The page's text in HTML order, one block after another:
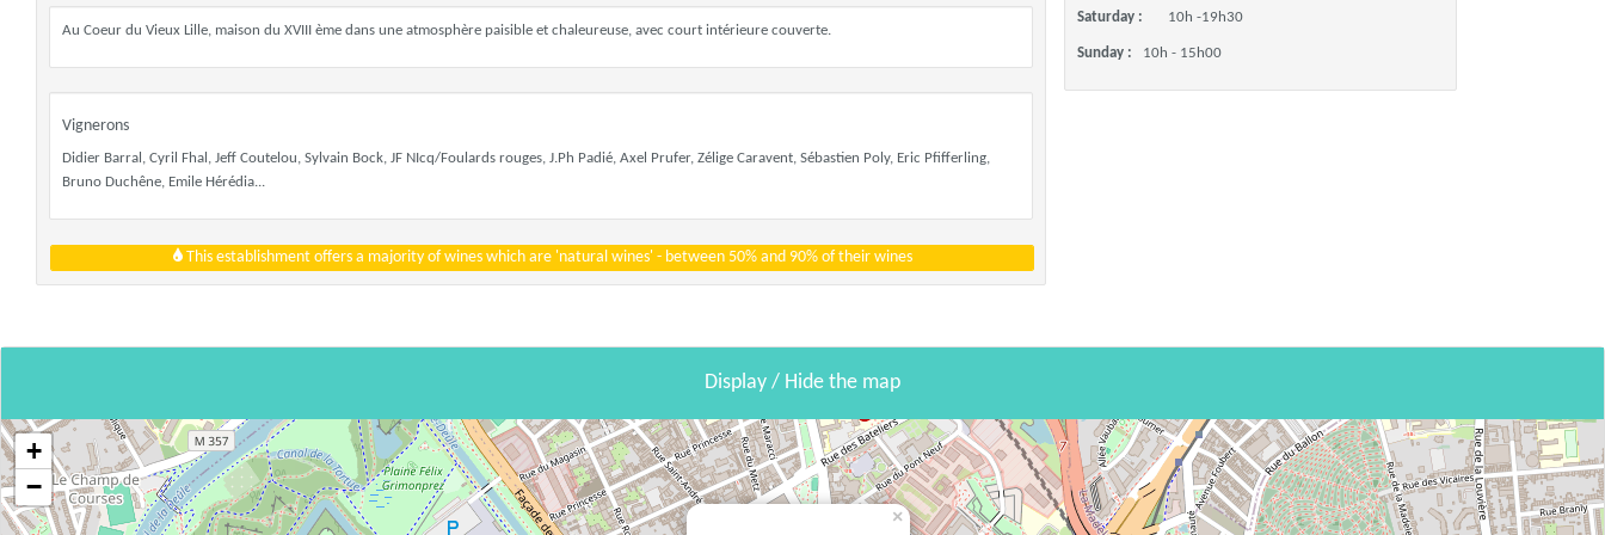
Au Coeur du Vieux Lille, maison du XVIII ème dans une atmosphère paisible et chaleureuse, avec court intérieure couverte.
Vignerons
Didier Barral, Cyril Fhal, Jeff Coutelou, Sylvain Bock, JF NIcq/Foulards rouges, J.Ph Padié, Axel Prufer, Zélige Caravent, Sébastien Poly, Eric Pfifferling,
Bruno Duchêne, Emile Hérédia...
This establishment offers a majority of wines which are 'natural wines' - between 50% and 90% of their wines
Saturday : 10h -19h30
Sunday : 10h - 15h00
Display / Hide the map
×
+
−